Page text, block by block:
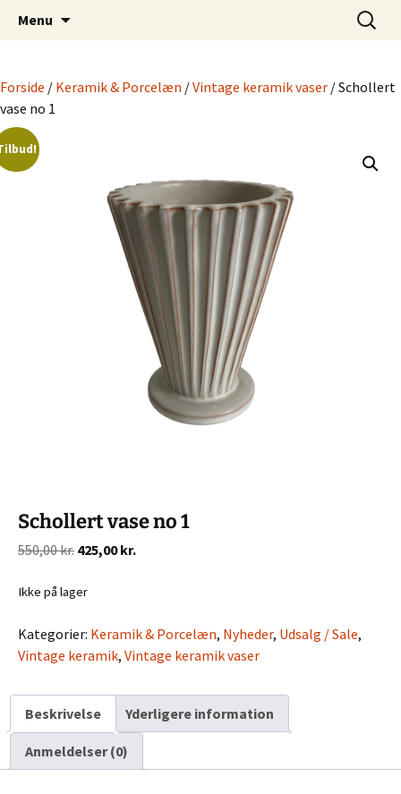
Retro-Shoppen.DK
Dansk Design fra 1940 til 1980
Menu
Søg
efter:
Forside / Keramik & Porcelæn /Vintage keramik vaser / Schollert
vase no 1
Schollert vase no 1
550,00kr. Den
pris
550,00 kr..
425,00kr.
425,00 kr..
Ikke på lager
Kategorier: Keramik & Porcelæn, Nyheder, Udsalg / Sale,
Vintage keramik, Vintage keramik vaser
Beskrivelse Yderligere information
Anmeldelser (0)